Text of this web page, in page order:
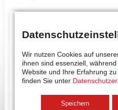
Wir nutzen Cookies auf
ihnen sind essenziell,
Website und Ihre Erfahrung zu
finden Sie unter
Speichern